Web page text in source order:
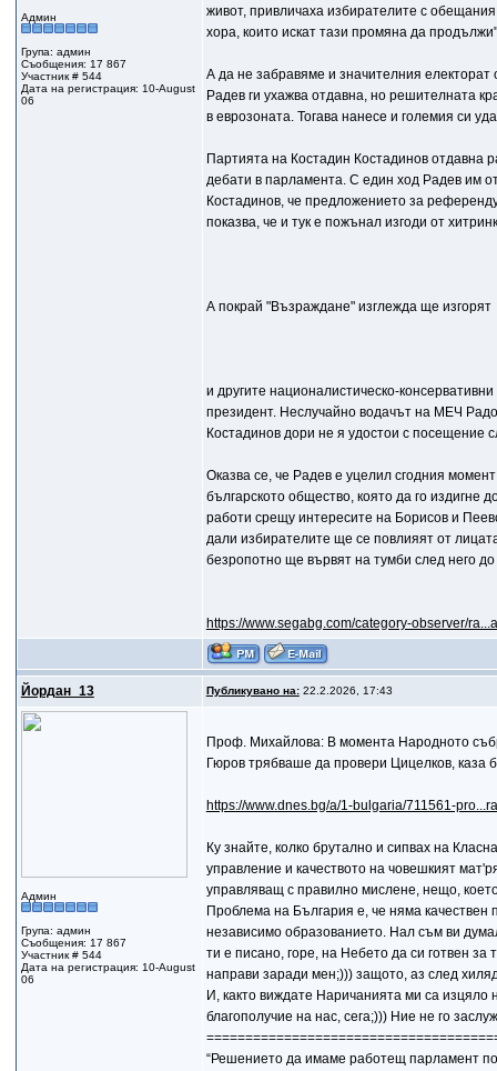
Админ
Група: админ
Съобщения: 17 867
Участник # 544
Дата на регистрация: 10-August
06
живот, привличаха избирателите с
хора, които искат тази промяна да
А да не забравяме и значителния
Радев ги ухажва отдавна, но решителната
в еврозоната. Тогава нанесе и големия си
Партията на Костадин Костадинов отдавна
дебати в парламента. С един ход Радев им
Костадинов, че предложението за
показва, че и тук е пожънал изгоди от
А покрай "Възраждане" изглежда ще изгорят
и другите националистическо-
президент. Неслучайно водачът на МЕЧ
Костадинов дори не я удостои с посещение
Оказва се, че Радев е уцелил сгодния
българското общество, която да го
работи срещу интересите на Борисов и
дали избирателите ще се повлияят от
безропотно ще вървят на тумби след него
https://www.segabg.com/category-observer/
Йордан_13 Публикувано на:22.2.2026, 17:43
Админ
Група: админ
Съобщения: 17 867
Участник # 544
Дата на регистрация: 10-August
06
Проф. Михайлова: В момента Народното
Гюров трябваше да провери Цицелков, каза
https://www.dnes.bg/a/1-bulgaria/711561-
Ку знайте, колко брутално и сипвах на
управление и качеството на човешкият
управляващ с правилно мислене, нещо,
Проблема на България е, че няма качествен
независимо образованието. Нал съм ви
ти е писано, горе, на Небето да си готвен
направи заради мен;))) защото, аз след
И, както виждате Наричанията ми са изцяло
благополучие на нас, сега;))) Ние не го
“Решението да имаме работещ парламент